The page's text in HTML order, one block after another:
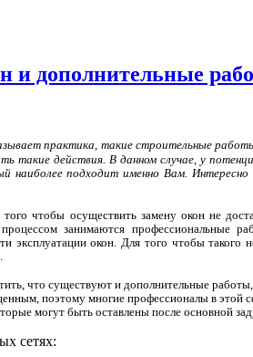
и дополнительные
практика, такие строительные
такие действия. В данном случае, у
наиболее подходит именно Вам. Интересно
того чтобы осуществить замену окон не
занимаются профессиональные
эксплуатации окон. Для того чтобы такого
что существуют и дополнительные
поэтому многие профессионалы в этой
могут быть оставлены после основной
сетях: